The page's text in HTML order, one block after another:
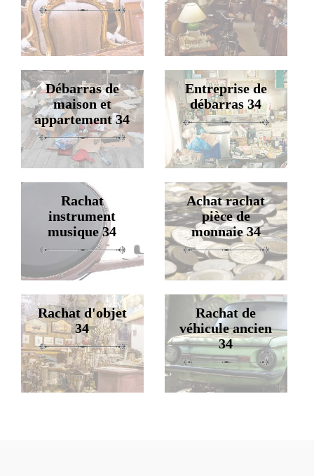
Débarras de
maison et
appartement 34
Entreprise de
débarras 34
Rachat
instrument
musique 34
Achat rachat
pièce de
monnaie 34
Rachat d'objet
34
Rachat de
véhicule ancien
34